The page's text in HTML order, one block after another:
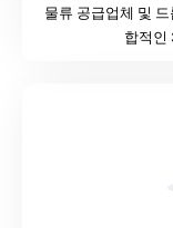
물류 공급업체 및
합적인